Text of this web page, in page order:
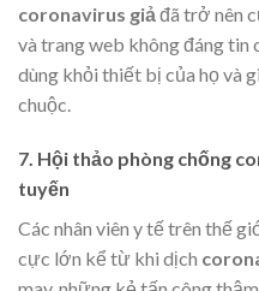
coronavirus giả đã trở nên
và trang web không đáng
dùng khỏi thiết bị của họ và
chuộc.
7. Hội thảo phòng chống
tuyến
Các nhân viên y tế trên thế
cực lớn kể từ khi dịch